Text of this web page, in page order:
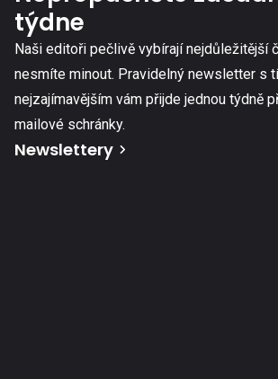
týdne
Naši editoři pečlivě vybírají nejdůležitější
nesmíte minout. Pravidelný newsletter s
nejzajímavějším vám přijde jednou týdně
mailové schránky.
Newslettery